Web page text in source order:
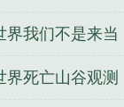
界我们不是来当
界死亡山谷观测